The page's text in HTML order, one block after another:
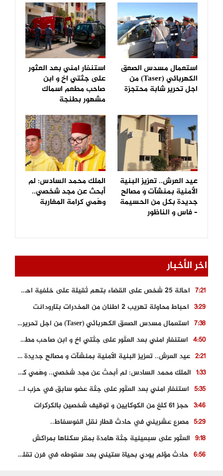
استعمال مسدس الصعق
الكهربائي (Taser) من
اجل تحرير شابة محتجزة
استنفار امني بعد العثور
على جثتي اخ و ابن
صاحب مطعم اسماك
مشهور بطنجة
عيد العرش.. تعزيز البنية
الأمنية بمنشآت و مصالح
جديدة بكل من الحسيمة
– فاس و الناظور
الملك محمد السادس: لم
أبحث عن مجد شخصي..
وهَمي كرامة المغاربة
اخر الأخبار
7:21
احالة 25 شخص على القضاء بتهم ثقيلة على خلفية احداث المناطق الشمالية
3:29 احباط محاولة تهريب 2 اطنان من المخدرات بتارودانت
7:38
استعمال مسدس الصعق الكهربائي (Taser) من اجل تحرير شابة محتجزة
4:50
استنفار امني بعد العثور على جثتي اخ و ابن صاحب مطعم اسماك مشهور بطنجة
2:21
عيد العرش.. تعزيز البنية الأمنية بمنشآت و مصالح جديدة بكل من الحسيمة – فاس و الناظور
1:33
الملك محمد السادس: لم أبحث عن مجد شخصي.. وهَمي كرامة المغاربة
5:35
استنفار امني بعد العثور على جثة عضو سابق في حزب المصباح بالقنيطرة..
3:46 حجز 61 كلغ من الكوكايين و توقيف شخصين بالكركرات
5:29 مصرع عشريني في حادث قطار نقل الفوسفاط..
9:18 العثور على سبعينية جثة هامدة بمقر سكناها بمراكش
6:56
حادث مؤلم يودي بحياة ستيني بعد سقوطه في فرن تقليدي “للجير”